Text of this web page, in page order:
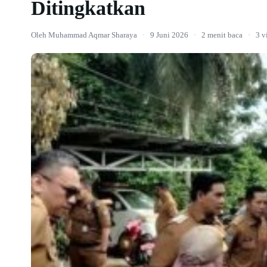
Ditingkatkan
Oleh Muhammad Aqmar Sharaya · 9 Juni 2026 · 2 menit baca · 3